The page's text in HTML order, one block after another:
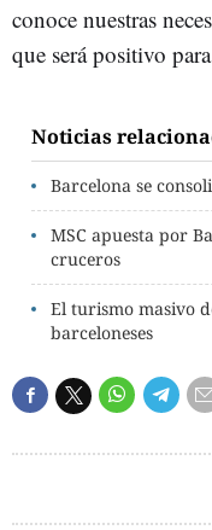
conoce nuestras
que será positivo
Noticias
Barcelona se
MSC apuesta por
cruceros
El turismo masivo
barceloneses